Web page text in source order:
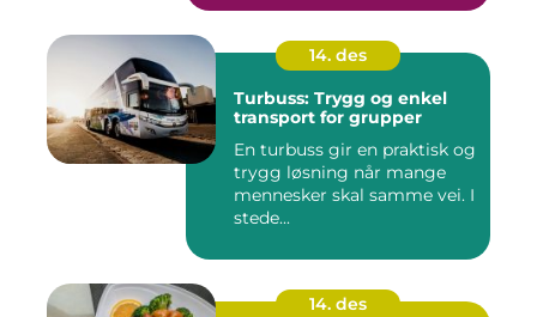
14. des
Turbuss: Trygg og enkel
transport for grupper
En turbuss gir en praktisk og
trygg løsning når mange
mennesker skal samme vei. I
stede...
14. des